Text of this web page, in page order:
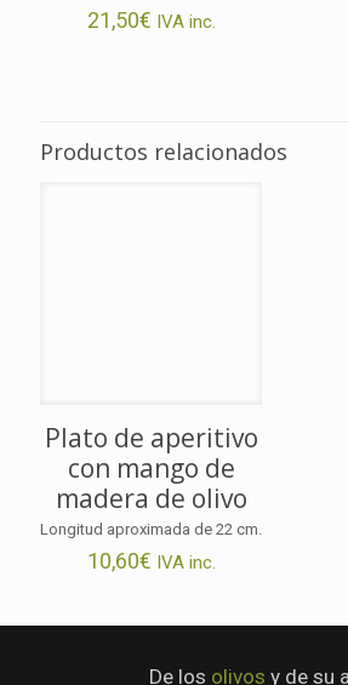
21,50€ IVA inc.
Productos relacionados
Plato de aperitivo
con mango de
madera de olivo
Longitud aproximada de 22 cm.
10,60€ IVA inc.
De los olivos y de su